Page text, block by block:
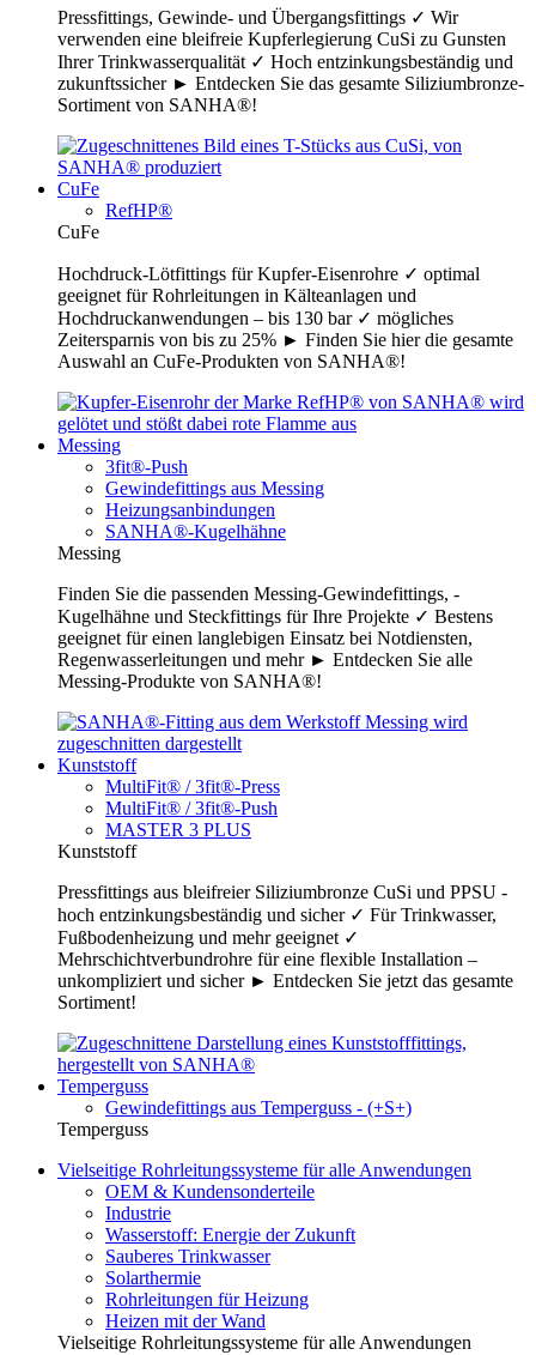
Pressfittings, Gewinde- und Übergangsfittings ✓ Wir
verwenden eine bleifreie Kupferlegierung CuSi zu Gunsten
Ihrer Trinkwasserqualität ✓ Hoch entzinkungsbeständig und
zukunftssicher ► Entdecken Sie das gesamte Siliziumbronze-
Sortiment von SANHA®!
CuFe
RefHP®
CuFe
Hochdruck-Lötfittings für Kupfer-Eisenrohre ✓ optimal
geeignet für Rohrleitungen in Kälteanlagen und
Hochdruckanwendungen – bis 130 bar ✓ mögliches
Zeitersparnis von bis zu 25% ► Finden Sie hier die gesamte
Auswahl an CuFe-Produkten von SANHA®!
Messing
3fit®-Push
Gewindefittings aus Messing
Heizungsanbindungen
SANHA®-Kugelhähne
Messing
Finden Sie die passenden Messing-Gewindefittings, -
Kugelhähne und Steckfittings für Ihre Projekte ✓ Bestens
geeignet für einen langlebigen Einsatz bei Notdiensten,
Regenwasserleitungen und mehr ► Entdecken Sie alle
Messing-Produkte von SANHA®!
Kunststoff
MultiFit® / 3fit®-Press
MultiFit® / 3fit®-Push
MASTER 3 PLUS
Kunststoff
Pressfittings aus bleifreier Siliziumbronze CuSi und PPSU -
hoch entzinkungsbeständig und sicher ✓ Für Trinkwasser,
Fußbodenheizung und mehr geeignet ✓
Mehrschichtverbundrohre für eine flexible Installation –
unkompliziert und sicher ► Entdecken Sie jetzt das gesamte
Sortiment!
Temperguss
Gewindefittings aus Temperguss - (+S+)
Temperguss
Vielseitige Rohrleitungssysteme für alle Anwendungen
OEM & Kundensonderteile
Industrie
Wasserstoff: Energie der Zukunft
Sauberes Trinkwasser
Solarthermie
Rohrleitungen für Heizung
Heizen mit der Wand
Vielseitige Rohrleitungssysteme für alle Anwendungen